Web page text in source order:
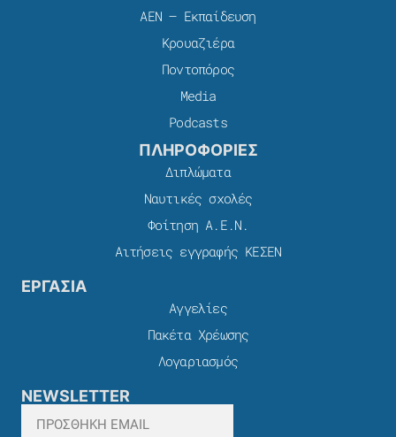
ΑΕΝ – Εκπαίδευση
Κρουαζιέρα
Ποντοπόρος
Media
Podcasts
ΠΛΗΡΟΦΟΡΙΕΣ
Διπλώματα
Ναυτικές σχολές
Φοίτηση Α.Ε.Ν.
Αιτήσεις εγγραφής ΚΕΣΕΝ
ΕΡΓΑΣΙΑ
Αγγελίες
Πακέτα Χρέωσης​
Λογαριασμός
NEWSLETTER